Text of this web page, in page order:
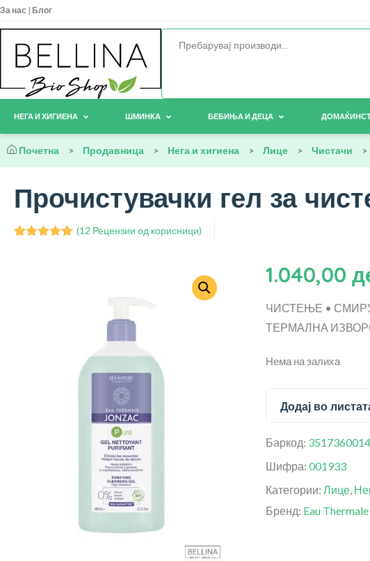
За нас | Блог
НЕГА И ХИГИЕНА ШМИНКА БЕБИЊА И ДЕЦА
Почетна > Продавница > Нега и хигиена > Лице > Чистачи >
Прочистувачки гел за
(12 Рецензии од корисници)
1.040,00
ЧИСТЕЊЕ •
ТЕРМАЛНА
Нема на залиха
Додај во
Баркод:
Шифра: 001933
Категории: Лице,
Бренд: Eau